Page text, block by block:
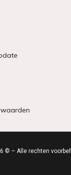
© – Alle rechten